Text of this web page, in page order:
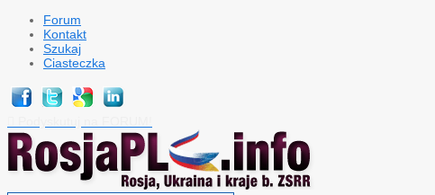
Forum
Kontakt
Szukaj
Ciasteczka